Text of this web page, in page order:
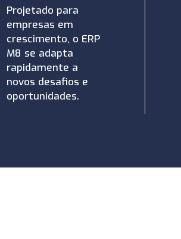
Projetado para
empresas em
crescimento, o ERP
M8 se adapta
rapidamente a
novos desafios e
oportunidades.